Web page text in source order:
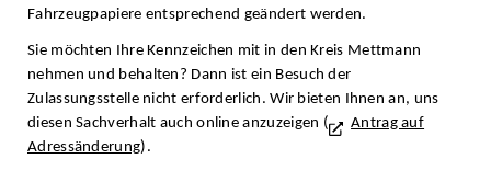
Fahrzeugpapiere entsprechend geändert werden.
Sie möchten Ihre Kennzeichen mit in den Kreis Mettmann
nehmen und behalten? Dann ist ein Besuch der
Zulassungsstelle nicht erforderlich. Wir bieten Ihnen an, uns
diesen Sachverhalt auch online anzuzeigen (
Antrag auf
Adressänderung).